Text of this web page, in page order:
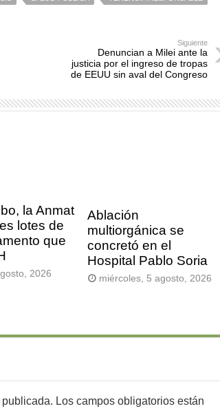
Siguiente
Denuncian a Milei ante la
justicia por el ingreso de tropas
de EEUU sin aval del Congreso
la Anmat
lotes de
que
2026
Ablación
multiorgánica se
concretó en el
Hospital Pablo Soria
miércoles, 5 agosto, 2026
Los campos obligatorios están